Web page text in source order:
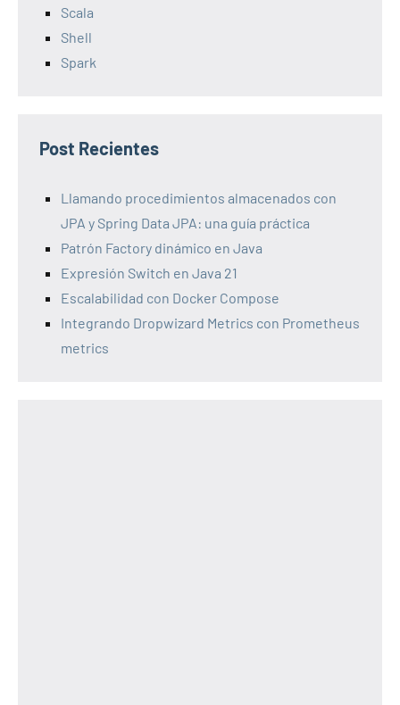
Scala
Shell
Spark
Post Recientes
Llamando procedimientos almacenados con
JPA y Spring Data JPA: una guía práctica
Patrón Factory dinámico en Java
Expresión Switch en Java 21
Escalabilidad con Docker Compose
Integrando Dropwizard Metrics con Prometheus
metrics